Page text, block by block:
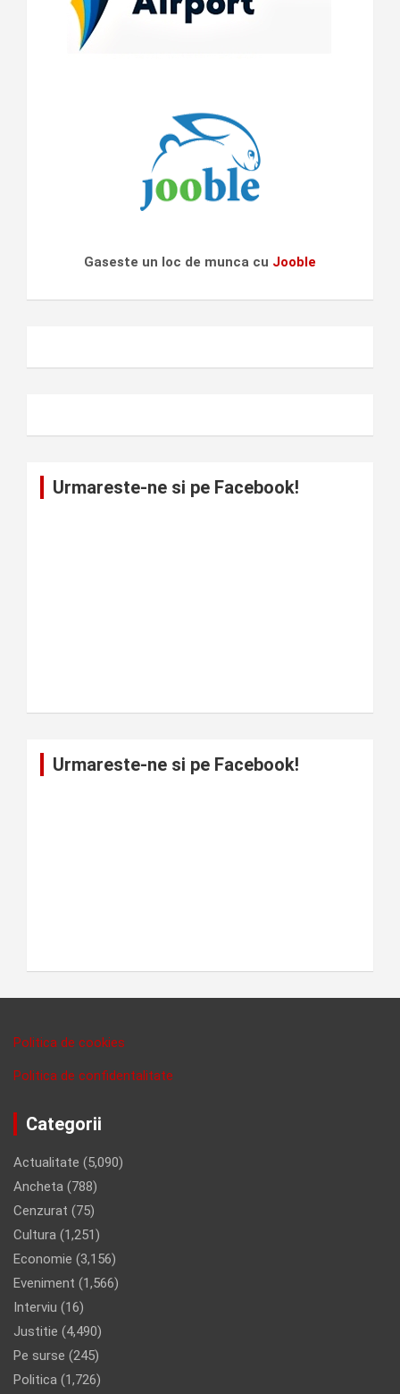
Gaseste un loc de munca cu Jooble
Urmareste-ne si pe Facebook!
Urmareste-ne si pe Facebook!
Politica de cookies
Politica de confidentalitate
Categorii
Actualitate (5,090)
Ancheta (788)
Cenzurat (75)
Cultura (1,251)
Economie (3,156)
Eveniment (1,566)
Interviu (16)
Justitie (4,490)
Pe surse (245)
Politica (1,726)